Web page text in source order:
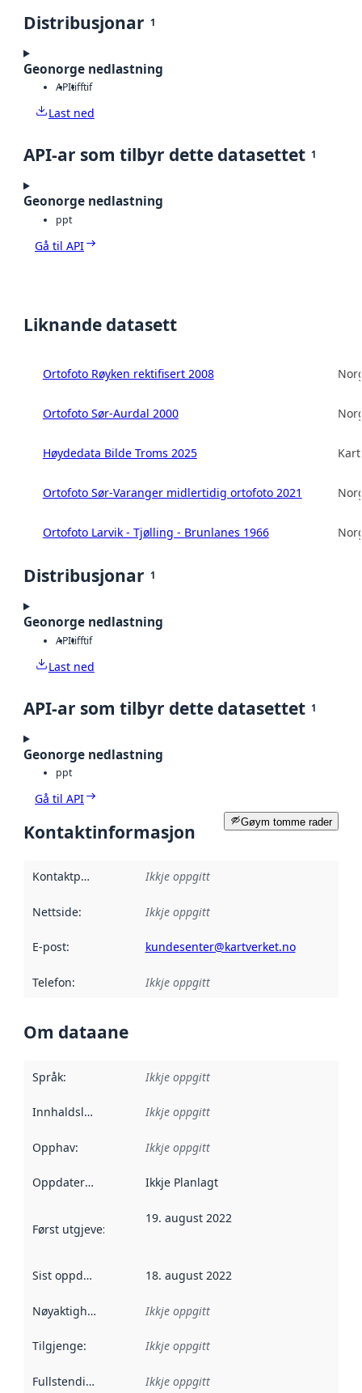
Distribusjonar 1
Geonorge nedlastning
APItifftif
Last ned
API-ar som tilbyr dette datasettet 1
Geonorge nedlastning
ppt
Gå til API
Liknande datasett
Ortofoto Røyken rektifisert 2008
Ortofoto Sør-Aurdal 2000
Høydedata Bilde Troms 2025
Ortofoto Sør-Varanger midlertidig ortofoto 2021
Ortofoto Larvik - Tjølling - Brunlanes 1966
Distribusjonar 1
Geonorge nedlastning
APItifftif
Last ned
API-ar som tilbyr dette datasettet 1
Geonorge nedlastning
ppt
Gå til API
Gøym tomme rader
Kontaktinformasjon
Kontaktpunkt Ikkje oppgitt
Nettside: Ikkje oppgitt
E-post: kundesenter@kartverket.no
Telefon: Ikkje oppgitt
Om dataane
Språk: Ikkje oppgitt
Innhaldsleverandørar :
Ikkje oppgitt
Opphav: Ikkje oppgitt
Oppdateringsfrekvens :
Ikkje Planlagt
Først utgjeve: Denne datoen seier når dataa i dette
19. august 2022
Sist oppdatert 18. august 2022
Nøyaktigheit Ikkje oppgitt
Tilgjenge: Ikkje oppgitt
Fullstendigheit Ikkje oppgitt